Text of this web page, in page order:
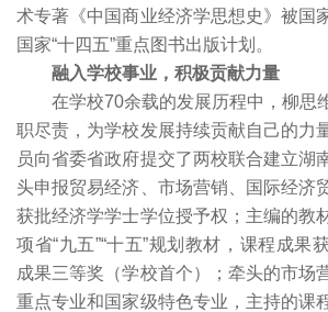
术专著《中国商业经济学思想史》被国
国家“十四五”重点图书出版计划。
融入学校事业，积极贡献力量
在学校70余载的发展历程中，柳思
职尽责，为学校发展持续贡献自己的力
员向省委省政府提交了两校联合建立湖
头申报贸易经济、市场营销、国际经济
获批经济学学士学位授予权；主编的教
项省“九五”“十五”规划教材，课程成果
成果三等奖（学校首个）；牵头的市场
重点专业和国家级特色专业，主持的课